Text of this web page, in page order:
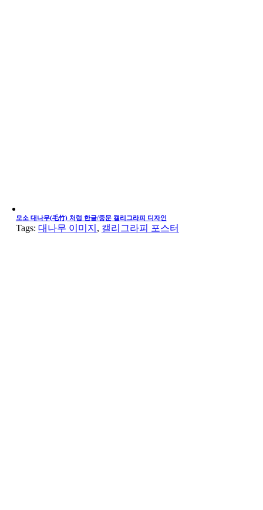
모소 대나무(毛竹) 처럼 한글/중문 캘리그라피 디자인
Tags: 대나무 이미지 , 캘리그라피 포스터